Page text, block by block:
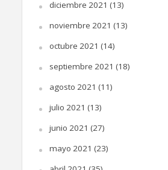
diciembre 2021 (13)
noviembre 2021 (13)
octubre 2021 (14)
septiembre 2021 (18)
agosto 2021 (11)
julio 2021 (13)
junio 2021 (27)
mayo 2021 (23)